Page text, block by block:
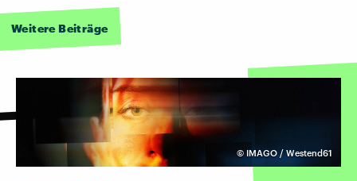
Weitere Beiträge
©IMAGO / Westend61